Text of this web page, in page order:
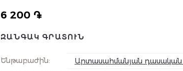
6 200 ֏
ԶԱՆԳԱԿ ԳՐԱՏՈՒՆ
Ենթաբաժին:
Արտասահմանյան